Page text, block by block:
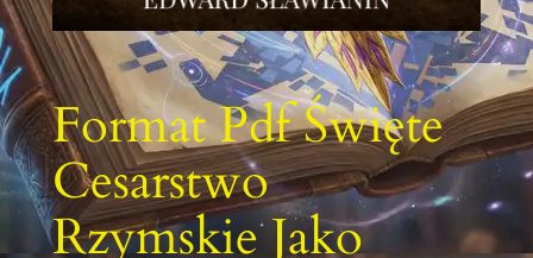
Format Pdf Święte
Cesarstwo
Rzymskie Jako